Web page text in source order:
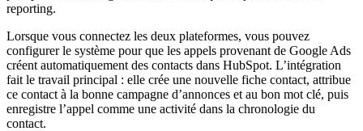
reporting.
Lorsque vous connectez les deux plateformes, vous pouvez
configurer le système pour que les appels provenant de Google Ads
créent automatiquement des contacts dans HubSpot. L’intégration
fait le travail principal : elle crée une nouvelle fiche contact, attribue
ce contact à la bonne campagne d’annonces et au bon mot clé, puis
enregistre l’appel comme une activité dans la chronologie du
contact.